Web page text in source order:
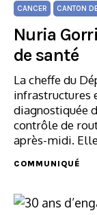
CANCER CANTON
Nuria
de santé
La cheffe du
infrastructures
diagnostiquée
contrôle de
après-midi.
COMMUNIQUÉ